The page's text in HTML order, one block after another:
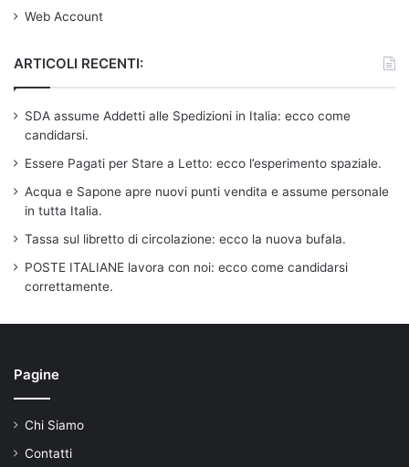
Web Account
ARTICOLI RECENTI:
SDA assume Addetti alle Spedizioni in Italia: ecco come
candidarsi.
Essere Pagati per Stare a Letto: ecco l’esperimento spaziale.
Acqua e Sapone apre nuovi punti vendita e assume personale
in tutta Italia.
Tassa sul libretto di circolazione: ecco la nuova bufala.
POSTE ITALIANE lavora con noi: ecco come candidarsi
correttamente.
Pagine
Chi Siamo
Contatti